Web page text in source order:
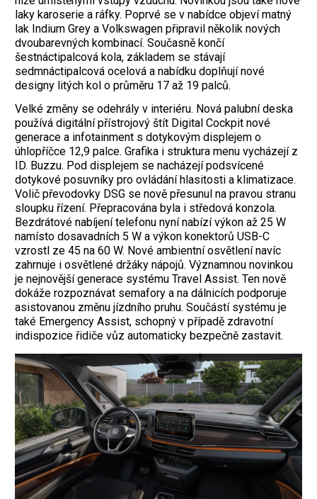
laky karoserie a ráfky. Poprvé se v nabídce objeví matný
lak Indium Grey a Volkswagen připravil několik nových
dvoubarevných kombinací. Současně končí
šestnáctipalcová kola, základem se stávají
sedmnáctipalcová ocelová a nabídku doplňují nové
designy litých kol o průměru 17 až 19 palců.
Velké změny se odehrály v interiéru. Nová palubní deska
používá digitální přístrojový štít Digital Cockpit nové
generace a infotainment s dotykovým displejem o
úhlopříčce 12,9 palce. Grafika i struktura menu vycházejí z
ID. Buzzu. Pod displejem se nacházejí podsvícené
dotykové posuvníky pro ovládání hlasitosti a klimatizace.
Volič převodovky DSG se nově přesunul na pravou stranu
sloupku řízení. Přepracována byla i středová konzola.
Bezdrátové nabíjení telefonu nyní nabízí výkon až 25 W
namísto dosavadních 5 W a výkon konektorů USB-C
vzrostl ze 45 na 60 W. Nové ambientní osvětlení navíc
zahrnuje i osvětlené držáky nápojů. Významnou novinkou
je nejnovější generace systému Travel Assist. Ten nově
dokáže rozpoznávat semafory a na dálnicích podporuje
asistovanou změnu jízdního pruhu. Součástí systému je
také Emergency Assist, schopný v případě zdravotní
indispozice řidiče vůz automaticky bezpečně zastavit.